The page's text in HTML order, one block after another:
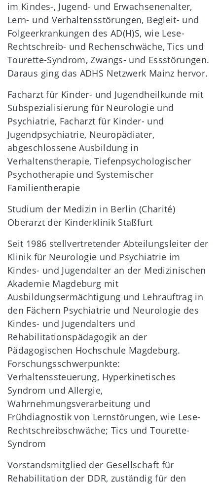
im Kindes-, Jugend- und Erwachsenenalter,
Lern- und Verhaltensstörungen, Begleit- und
Folgeerkrankungen des AD(H)S, wie Lese-
Rechtschreib- und Rechenschwäche, Tics und
Tourette-Syndrom, Zwangs- und Essstörungen.
Daraus ging das ADHS Netzwerk Mainz hervor.
Facharzt für Kinder- und Jugendheilkunde mit
Subspezialisierung für Neurologie und
Psychiatrie, Facharzt für Kinder- und
Jugendpsychiatrie, Neuropädiater,
abgeschlossene Ausbildung in
Verhaltenstherapie, Tiefenpsychologischer
Psychotherapie und Systemischer
Familientherapie
Studium der Medizin in Berlin (Charité)
Oberarzt der Kinderklinik Staßfurt
Seit 1986 stellvertretender Abteilungsleiter der
Klinik für Neurologie und Psychiatrie im
Kindes- und Jugendalter an der Medizinischen
Akademie Magdeburg mit
Ausbildungsermächtigung und Lehrauftrag in
den Fächern Psychiatrie und Neurologie des
Kindes- und Jugendalters und
Rehabilitationspädagogik an der
Pädagogischen Hochschule Magdeburg.
Forschungsschwerpunkte:
Verhaltenssteuerung, Hyperkinetisches
Syndrom und Allergie,
Wahrnehmungsverarbeitung und
Frühdiagnostik von Lernstörungen, wie Lese-
Rechtschreibschwäche; Tics und Tourette-
Syndrom
Vorstandsmitglied der Gesellschaft für
Rehabilitation der DDR, zuständig für den